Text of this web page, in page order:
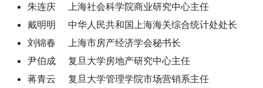
朱连庆 上海社会科学院商业研究中心主任
戴明明 中华人民共和国上海海关综合统计处处长
刘锦春 上海市房产经济学会秘书长
尹伯成 复旦大学房地产研究中心主任
蒋青云 复旦大学管理学院市场营销系主任